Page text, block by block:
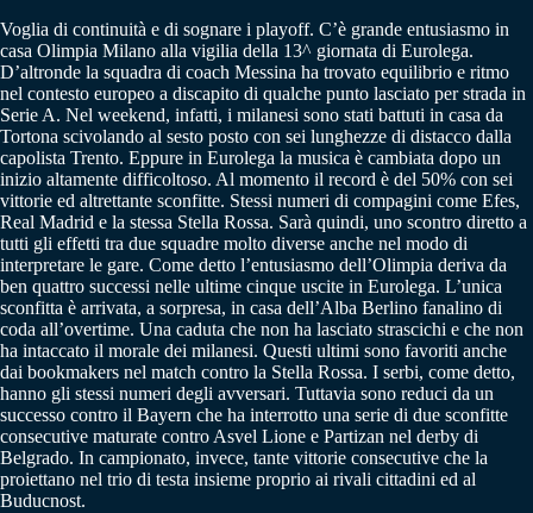
Voglia di continuità e di sognare i playoff. C’è grande entusiasmo in
casa Olimpia Milano alla vigilia della 13^ giornata di Eurolega.
D’altronde la squadra di coach Messina ha trovato equilibrio e ritmo
nel contesto europeo a discapito di qualche punto lasciato per strada in
Serie A. Nel weekend, infatti, i milanesi sono stati battuti in casa da
Tortona scivolando al sesto posto con sei lunghezze di distacco dalla
capolista Trento. Eppure in Eurolega la musica è cambiata dopo un
inizio altamente difficoltoso. Al momento il record è del 50% con sei
vittorie ed altrettante sconfitte. Stessi numeri di compagini come Efes,
Real Madrid e la stessa Stella Rossa. Sarà quindi, uno scontro diretto a
tutti gli effetti tra due squadre molto diverse anche nel modo di
interpretare le gare. Come detto l’entusiasmo dell’Olimpia deriva da
ben quattro successi nelle ultime cinque uscite in Eurolega. L’unica
sconfitta è arrivata, a sorpresa, in casa dell’Alba Berlino fanalino di
coda all’overtime. Una caduta che non ha lasciato strascichi e che non
ha intaccato il morale dei milanesi. Questi ultimi sono favoriti anche
dai bookmakers nel match contro la Stella Rossa. I serbi, come detto,
hanno gli stessi numeri degli avversari. Tuttavia sono reduci da un
successo contro il Bayern che ha interrotto una serie di due sconfitte
consecutive maturate contro Asvel Lione e Partizan nel derby di
Belgrado. In campionato, invece, tante vittorie consecutive che la
proiettano nel trio di testa insieme proprio ai rivali cittadini ed al
Buducnost.